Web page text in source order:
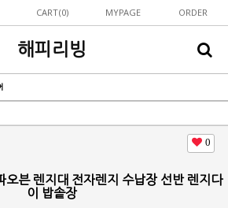
CART(0) MYPAGE ORDER
해피리빙
0
오븐 렌지대 전자렌지 수납장 선반 렌지다
이 밥솥장